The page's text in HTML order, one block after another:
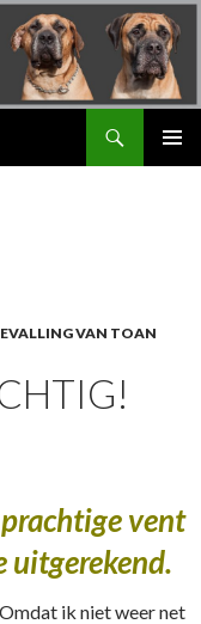
VAN TOAN
vent
uitgerekend.
ik niet weer net